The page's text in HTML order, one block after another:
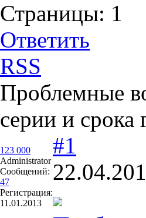
Страницы: 1
Ответить
RSS
Проблемные
серии и срока
123 000
Administrator
Сообщений:
47
Регистрация:
11.01.2013
#1